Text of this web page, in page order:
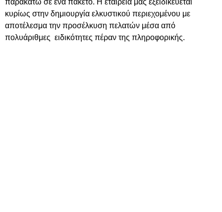
κυρίως στην δημιουργία ελκυστικού περιεχομένου με
αποτέλεσμα την προσέλκυση πελατών μέσα από
πολυάριθμες ειδικότητες πέραν της πληροφορικής.